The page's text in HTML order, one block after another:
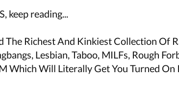
keep reading...
The Richest And Kinkiest Collection Of
Lesbian, Taboo, MILFs, Rough
Which Will Literally Get You Turned On